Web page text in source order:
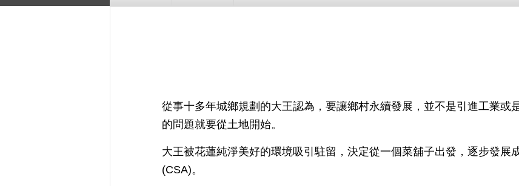
從事十多年城鄉規劃的大王認為，要讓鄉村永續發展，並不是引進工業或
的問題就要從土地開始。
大王被花蓮純淨美好的環境吸引駐留，決定從一個菜舖子出發，逐步發展
(CSA)。